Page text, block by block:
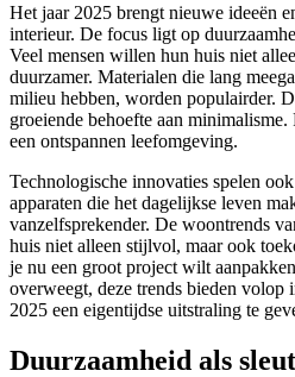
Het jaar 2025 brengt nieuwe ideeën
interieur. De focus ligt op
Veel mensen willen hun huis niet
duurzamer. Materialen die lang
milieu hebben, worden populairder.
groeiende behoefte aan
een ontspannen leefomgeving.
Technologische innovaties spelen
apparaten die het dagelijkse leven
vanzelfsprekender. De woontrends
huis niet alleen stijlvol, maar ook
je nu een groot project wilt
overweegt, deze trends bieden volop
2025 een eigentijdse uitstraling te
Duurzaamheid als